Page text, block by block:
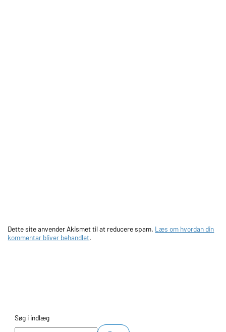
Dette site anvender Akismet til at reducere spam. Læs om hvordan din
kommentar bliver behandlet.
Søg i indlæg